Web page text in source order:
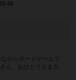
25
がらボードゲームで
ん、おひとりさま大